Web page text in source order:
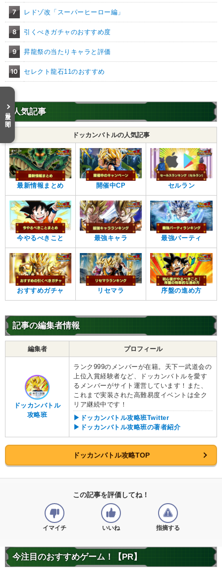
7 レドゾ改「スーパーヒーロー編」
8 引くべきガチャのおすすめ度
9 昇龍祭の当たりキャラと評価
10 セレクト龍石11のおすすめ
人気記事
ドッカンバトルの人気記事
最新情報まとめ 開催中CP セルラン
今やるべきこと 最強キャラ 最強パーティ
おすすめガチャ リセマラ 序盤の進め方
記事の編集者情報
編集者 プロフィール
ドッカンバトル
攻略班
ランク999のメンバーが在籍。天下一武道会の
上位入賞経験者など、ドッカンバトルを愛す
るメンバーがサイト運営しています！また、
これまで実装された高難易度イベントは全ク
リア継続中です！
▶ドッカンバトル攻略班Twitter
▶ドッカンバトル攻略班の著者紹介
ドッカンバトル攻略TOP
この記事を評価してね！
イマイチ いいね 指摘する
今注目のおすすめゲーム！【PR】
目次を開く